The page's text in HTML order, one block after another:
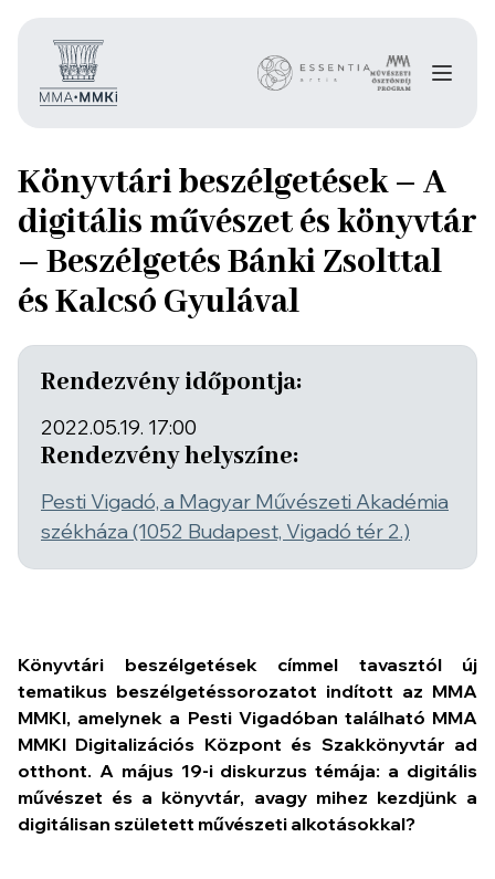
Könyvtári beszélgetések – A
digitális művészet és könyvtár
– Beszélgetés Bánki Zsolttal
és Kalcsó Gyulával
Rendezvény időpontja:
2022.05.19. 17:00
Rendezvény helyszíne:
Pesti Vigadó, a Magyar Művészeti Akadémia
székháza (1052 Budapest, Vigadó tér 2.)
Könyvtári beszélgetések címmel tavasztól új
tematikus beszélgetéssorozatot indított az MMA
MMKI, amelynek a Pesti Vigadóban található MMA
MMKI Digitalizációs Központ és Szakkönyvtár ad
otthont. A május 19-i diskurzus témája: a digitális
művészet és a könyvtár, avagy mihez kezdjünk a
digitálisan született művészeti alkotásokkal?